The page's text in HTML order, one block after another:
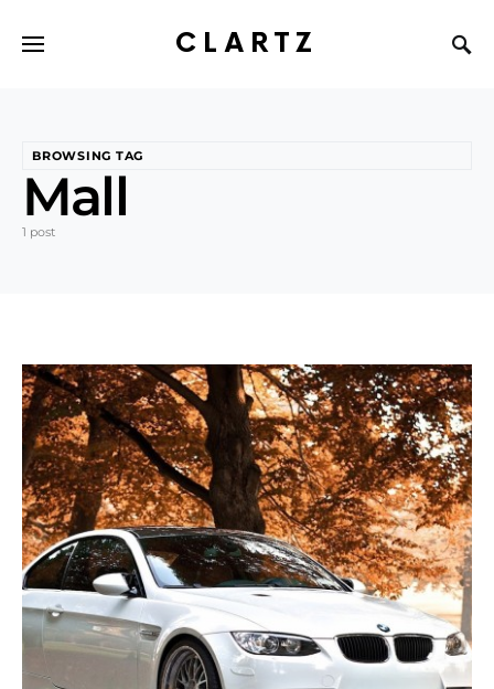
CLARTZ
BROWSING TAG
Mall
1 post